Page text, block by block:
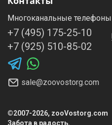
Многоканальные телефоны
+7 (495) 175-25-10
+7 (925) 510-85-02
sale@zoovostorg.com
©2007-2026, zooVostorg.com
Забота в радость.